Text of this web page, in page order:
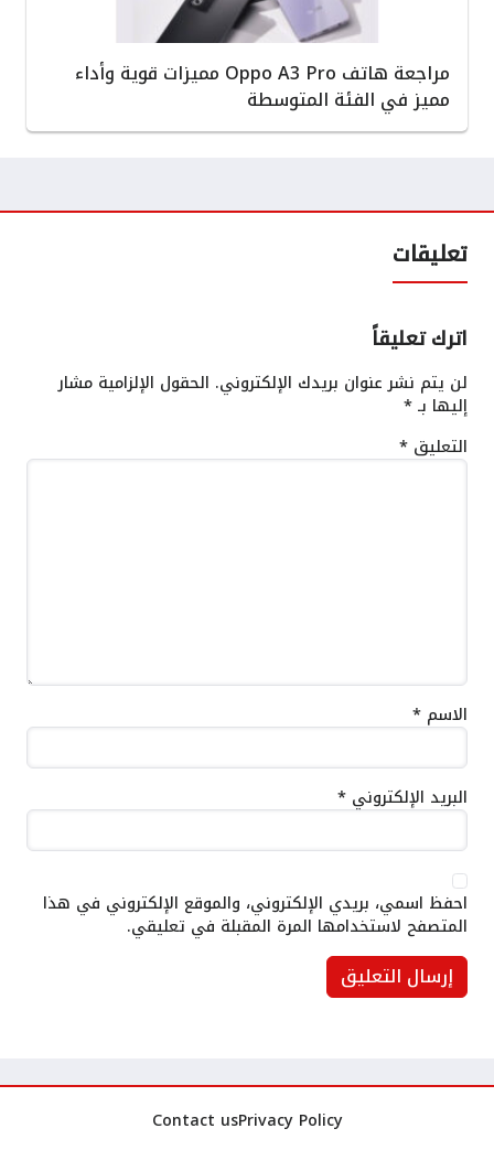
مراجعة هاتف Oppo A3 Pro مميزات قوية وأداء
مميز في الفئة المتوسطة
تعليقات
اترك تعليقاً
لن يتم نشر عنوان بريدك الإلكتروني. الحقول الإلزامية مشار
إليها بـ*
التعليق *
الاسم *
البريد الإلكتروني *
احفظ اسمي، بريدي الإلكتروني، والموقع الإلكتروني في هذا
المتصفح لاستخدامها المرة المقبلة في تعليقي.
Privacy Policy
Contact us